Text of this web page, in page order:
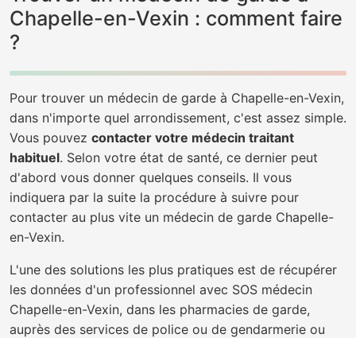
Chapelle-en-Vexin : comment faire
?
Pour trouver un médecin de garde à Chapelle-en-Vexin,
dans n'importe quel arrondissement, c'est assez simple.
Vous pouvez contacter votre médecin traitant
habituel. Selon votre état de santé, ce dernier peut
d'abord vous donner quelques conseils. Il vous
indiquera par la suite la procédure à suivre pour
contacter au plus vite un médecin de garde Chapelle-
en-Vexin.
L'une des solutions les plus pratiques est de récupérer
les données d'un professionnel avec SOS médecin
Chapelle-en-Vexin, dans les pharmacies de garde,
auprès des services de police ou de gendarmerie ou